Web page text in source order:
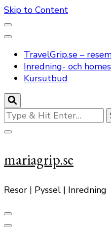
Skip to Content
TravelGrip.se –
Inredning- och
Kursutbud
Looking
for
Something?
mariagrip.se
Resor | Pyssel | Inredning